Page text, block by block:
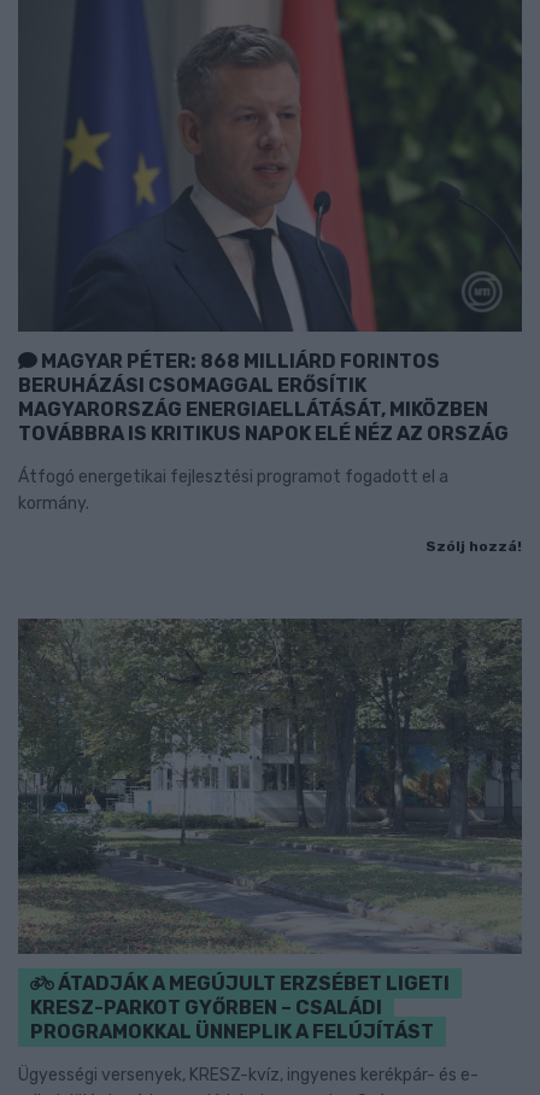
MAGYAR PÉTER: 868 MILLIÁRD FORINTOS
BERUHÁZÁSI CSOMAGGAL ERŐSÍTIK
MAGYARORSZÁG ENERGIAELLÁTÁSÁT, MIKÖZBEN
TOVÁBBRA IS KRITIKUS NAPOK ELÉ NÉZ AZ ORSZÁG
Átfogó energetikai fejlesztési programot fogadott el a
kormány.
Szólj hozzá!
ÁTADJÁK A MEGÚJULT ERZSÉBET LIGETI
KRESZ-PARKOT GYŐRBEN – CSALÁDI
PROGRAMOKKAL ÜNNEPLIK A FELÚJÍTÁST
Ügyességi versenyek, KRESZ-kvíz, ingyenes kerékpár- és e-